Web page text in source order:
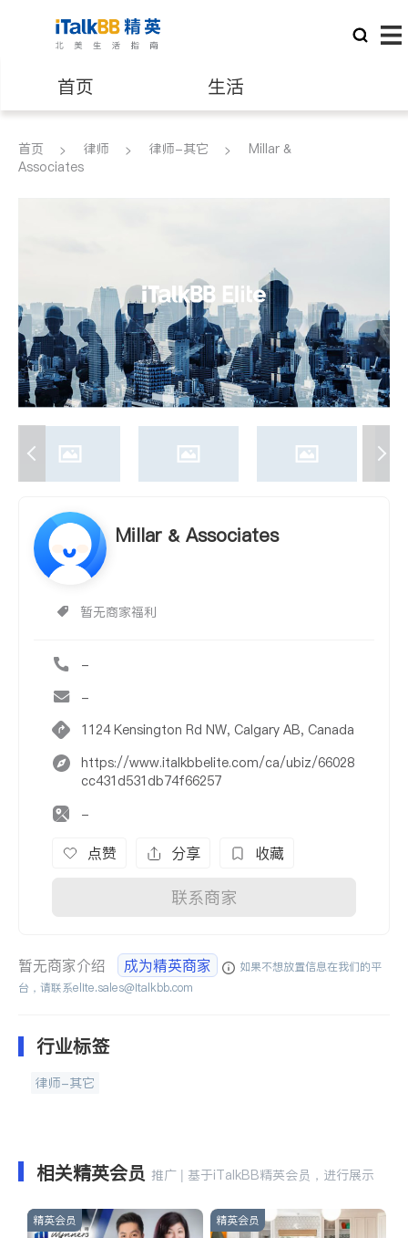
首页 生活
医生 律师
建筑装修
首页 律师 律师-其它
Millar &
Associates
Millar & Associates
暂无商家福利
-
-
1124 Kensington Rd NW, Calgary AB, Canada
https://www.italkbbelite.com/ca/ubiz/66028
cc431d531db74f66257
-
点赞 分享 收藏
联系商家
暂无商家介绍 成为精英商家
如果不想放置信息在我们的平
台，请联系elite.sales@italkbb.com
行业标签
律师-其它
相关精英会员 推广 | 基于iTalkBB精英会员，进行展示
精英会员 精英会员